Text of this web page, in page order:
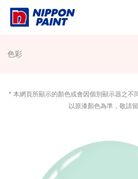
Skip
色彩
* 本網頁所顯示的顏色或會因個別顯示器之不
以原漆顏色為準，敬請留